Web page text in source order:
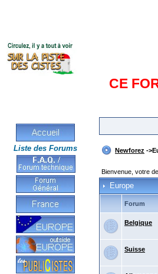
CE
Liste des Forums Newforez -
Bienvenue, votre
Europe
Forum
Belgique
Suisse